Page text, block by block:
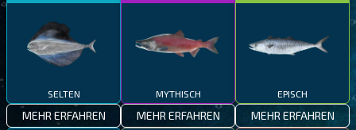
SELTEN
MEHR ERFAHREN
MYTHISCH
MEHR ERFAHREN
EPISCH
MEHR ERFAHREN